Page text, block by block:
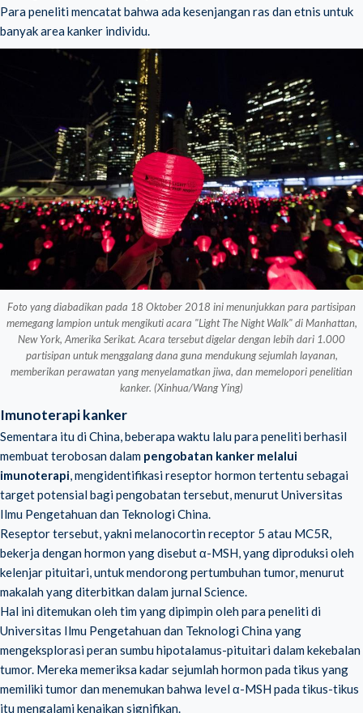
Para peneliti mencatat bahwa ada kesenjangan ras dan etnis untuk
banyak area kanker individu.
Foto yang diabadikan pada 18 Oktober 2018 ini menunjukkan para partisipan
memegang lampion untuk mengikuti acara "Light The Night Walk" di Manhattan,
New York, Amerika Serikat. Acara tersebut digelar dengan lebih dari 1.000
partisipan untuk menggalang dana guna mendukung sejumlah layanan,
memberikan perawatan yang menyelamatkan jiwa, dan memelopori penelitian
kanker. (Xinhua/Wang Ying)
Imunoterapi kanker
Sementara itu di China, beberapa waktu lalu para peneliti berhasil
membuat terobosan dalam pengobatan kanker melalui
imunoterapi, mengidentifikasi reseptor hormon tertentu sebagai
target potensial bagi pengobatan tersebut, menurut Universitas
Ilmu Pengetahuan dan Teknologi China.
Reseptor tersebut, yakni melanocortin receptor 5 atau MC5R,
bekerja dengan hormon yang disebut α-MSH, yang diproduksi oleh
kelenjar pituitari, untuk mendorong pertumbuhan tumor, menurut
makalah yang diterbitkan dalam jurnal Science.
Hal ini ditemukan oleh tim yang dipimpin oleh para peneliti di
Universitas Ilmu Pengetahuan dan Teknologi China yang
mengeksplorasi peran sumbu hipotalamus-pituitari dalam kekebalan
tumor. Mereka memeriksa kadar sejumlah hormon pada tikus yang
memiliki tumor dan menemukan bahwa level α-MSH pada tikus-tikus
itu mengalami kenaikan signifikan.